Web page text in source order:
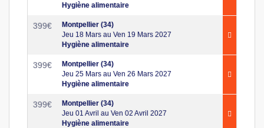
Hygiène alimentaire
399€
Montpellier (34)
Jeu 18 Mars au Ven 19 Mars 2027
Hygiène alimentaire
399€
Montpellier (34)
Jeu 25 Mars au Ven 26 Mars 2027
Hygiène alimentaire
399€
Montpellier (34)
Jeu 01 Avril au Ven 02 Avril 2027
Hygiène alimentaire